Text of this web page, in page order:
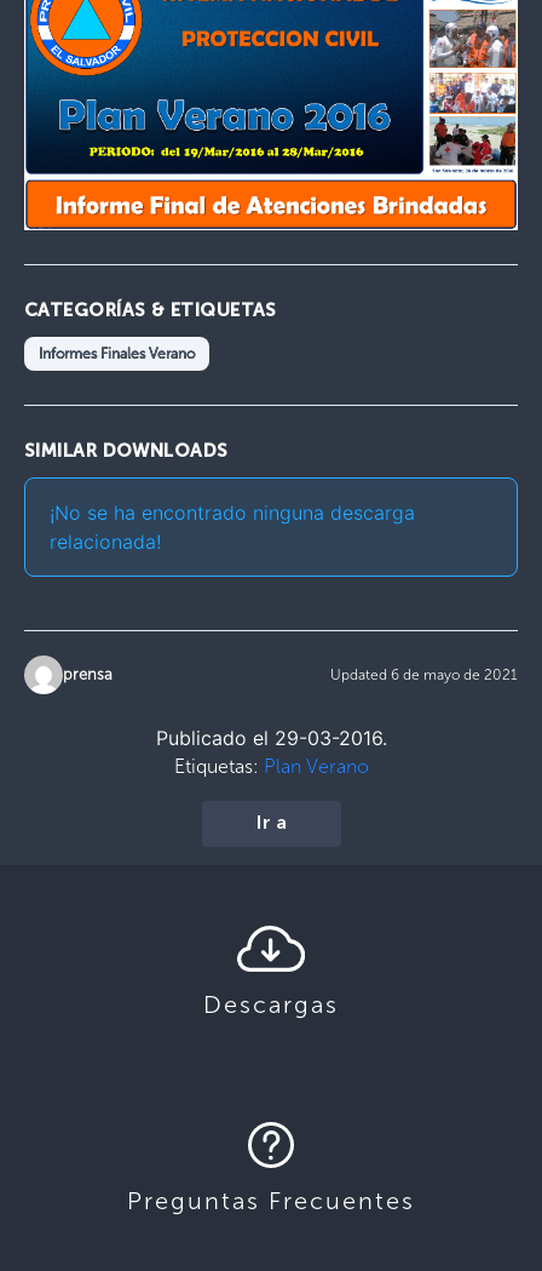
CATEGORÍAS & ETIQUETAS
Informes Finales Verano
SIMILAR DOWNLOADS
¡No se ha encontrado ninguna descarga
relacionada!
prensa Updated 6 de mayo de 2021
Publicado el 29-03-2016.
Etiquetas: Plan Verano
Ir a
Descargas
Preguntas Frecuentes